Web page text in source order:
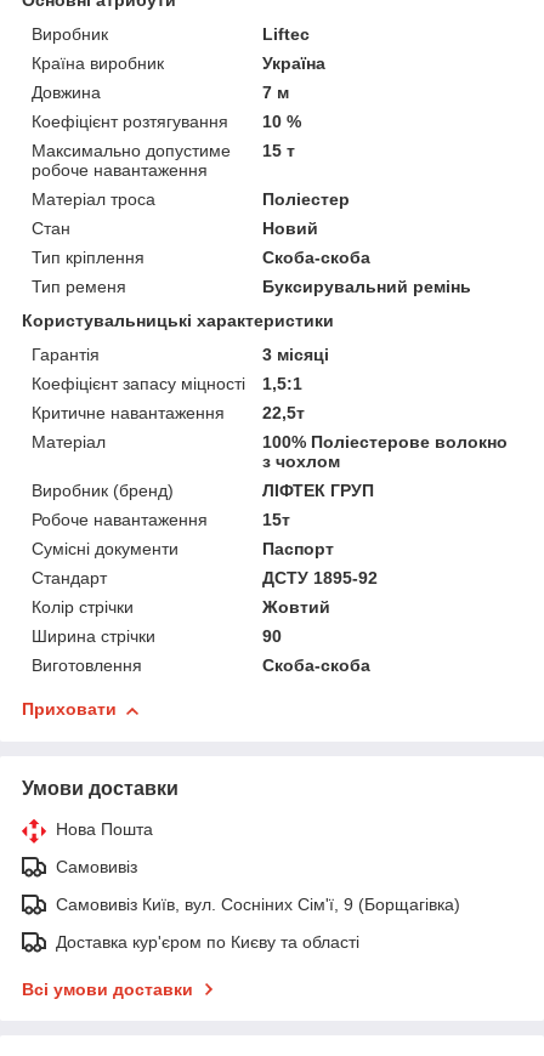
Виробник
Liftec
Країна виробник
Україна
Довжина
7 м
Коефіцієнт розтягування
10 %
Максимально допустиме
робоче навантаження
15 т
Матеріал троса
Поліестер
Стан
Новий
Тип кріплення
Скоба-скоба
Тип ременя
Буксирувальний ремінь
Користувальницькі характеристики
Гарантія
3 місяці
Коефіцієнт запасу міцності
1,5:1
Критичне навантаження
22,5т
Матеріал
100% Поліестерове волокно
з чохлом
Виробник (бренд)
ЛІФТЕК ГРУП
Робоче навантаження
15т
Сумісні документи
Паспорт
Стандарт
ДСТУ 1895-92
Колір стрічки
Жовтий
Ширина стрічки
90
Виготовлення
Скоба-скоба
Приховати
Умови доставки
Нова Пошта
Самовивіз
Самовивіз Київ, вул. Сосніних Сім'ї, 9 (Борщагівка)
Доставка кур'єром по Києву та області
Всі умови доставки